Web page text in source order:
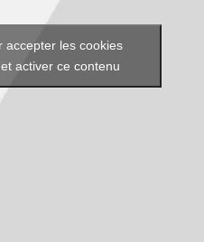
accepter les cookies
activer ce contenu